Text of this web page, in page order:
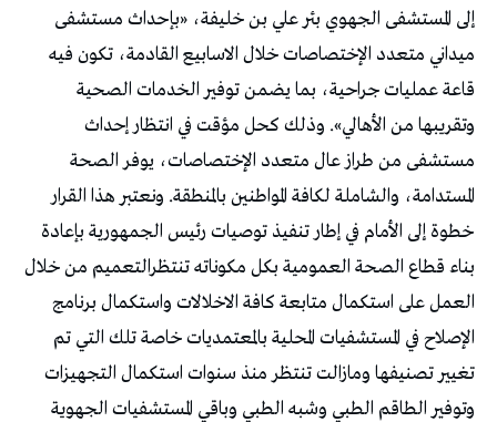
إلى المستشفى الجهوي بئر علي بن خليفة، «بإحداث مستشفى
ميداني متعدد الإختصاصات خلال الاسابيع القادمة، تكون فيه
قاعة عمليات جراحية، بما يضمن توفير الخدمات الصحية
وتقريبها من الأهالي». وذلك كحل مؤقت في انتظار إحداث
مستشفى من طراز عال متعدد الإختصاصات، يوفر الصحة
المستدامة، والشاملة لكافة المواطنين بالمنطقة. ونعتبر هذا القرار
خطوة إلى الأمام في إطار تنفيذ توصيات رئيس الجمهورية بإعادة
بناء قطاع الصحة العمومية بكل مكوناته تنتظرالتعميم من خلال
العمل على استكمال متابعة كافة الاخلالات واستكمال برنامج
الإصلاح في المستشفيات المحلية بالمعتمديات خاصة تلك التي تم
تغيير تصنيفها ومازالت تنتظر منذ سنوات استكمال التجهيزات
وتوفير الطاقم الطبي وشبه الطبي وباقي المستشفيات الجهوية